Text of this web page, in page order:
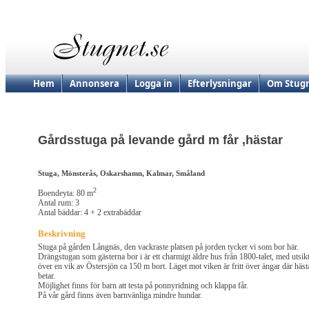
Hem Annonsera Logga in Efterlysningar Om
Gårdsstuga på levande gård m får ,hästar
Stuga, Mönsterås, Oskarshamn, Kalmar, Småland
Boendeyta: 80 m2
Antal rum: 3
Antal bäddar: 4 + 2 extrabäddar
Beskrivning
Stuga på gården Långnäs, den vackraste platsen på jorden tycker vi som bor här.
Drängstugan som gästerna bor i är ett charmigt äldre hus från 1800-talet, med utsikt
över en vik av Östersjön ca 150 m bort. Läget mot viken är fritt över ängar där
betar.
Möjlighet finns för barn att testa på ponnyridning och klappa får.
På vår gård finns även barnvänliga mindre hundar.